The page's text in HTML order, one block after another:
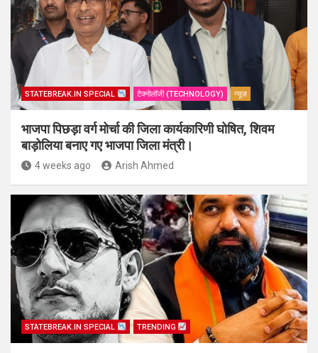
STATEBREAK.IN SPECIAL टेक्नोलॉजी (TECHNOLOGY) न्यूज़
भाजपा पिछड़ा वर्ग मोर्चा की जिला कार्यकारिणी घोषित, शिवम
बाड़ोलिया बनाए गए भाजपा जिला मंत्री।
4 weeks ago Arish Ahmed
STATEBREAK.IN SPECIAL TRENDING